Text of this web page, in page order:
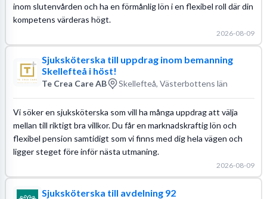
inom slutenvården och ha en förmånlig lön i en flexibel roll där din
kompetens värderas högt.
2026-08-09
Sjuksköterska till uppdrag inom bemanning
Skellefteå i höst!
Te Crea Care AB Skellefteå, Västerbottens län
Vi söker en sjuksköterska som vill ha många uppdrag att välja
mellan till riktigt bra villkor. Du får en marknadskraftig lön och
flexibel pension samtidigt som vi finns med dig hela vägen och
ligger steget före inför nästa utmaning.
2026-08-09
Sjuksköterska till avdelning 92